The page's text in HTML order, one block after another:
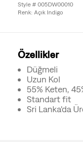
Style # 005DW00010
Renk: Açık Indigo
Özellikler
Düğmeli
Uzun Kol
55% Keten,
Standart fit
Sri Lanka'da